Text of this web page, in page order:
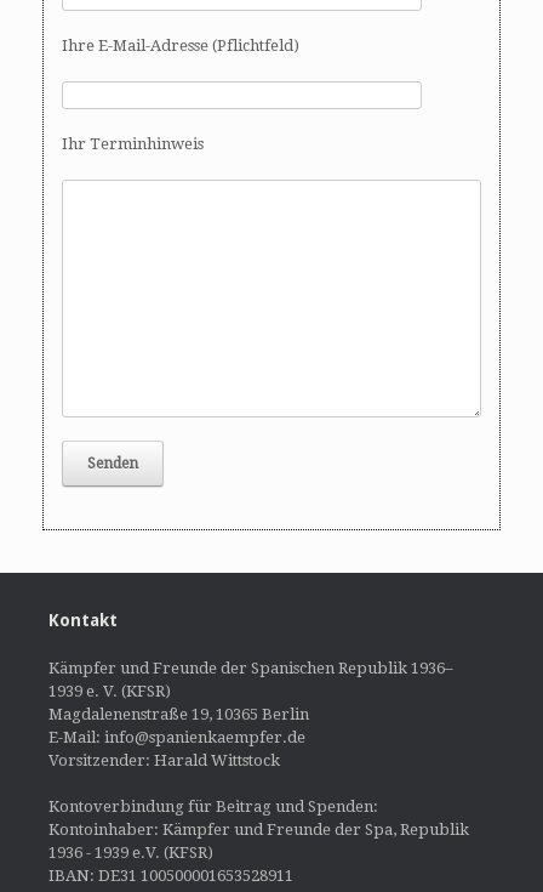
Ihre E-Mail-Adresse (Pflichtfeld)
Ihr Terminhinweis
Kontakt
Kämpfer und Freunde der Spanischen Republik 1936–
1939 e. V. (KFSR)
Magdalenenstraße 19, 10365 Berlin
E-Mail: info@spanienkaempfer.de
Vorsitzender: Harald Wittstock
Kontoverbindung für Beitrag und Spenden:
Kontoinhaber: Kämpfer und Freunde der Spa, Republik
1936 - 1939 e.V. (KFSR)
IBAN: DE31 100500001653528911